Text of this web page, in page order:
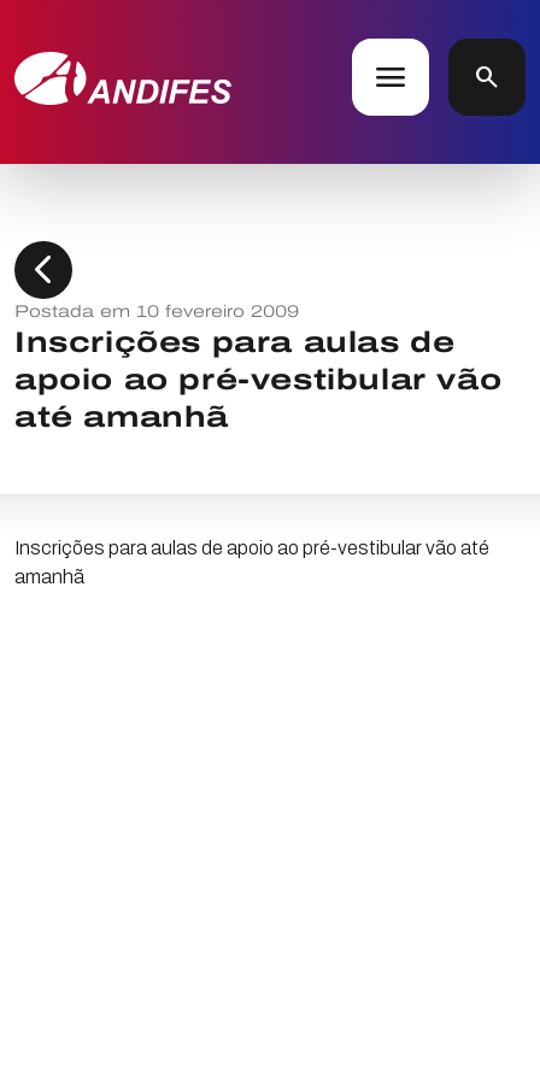
menu search
chevron_left
Postada em 10 fevereiro 2009
Inscrições para aulas de
apoio ao pré-vestibular vão
até amanhã
Inscrições para aulas de apoio ao pré-vestibular vão até
amanhã